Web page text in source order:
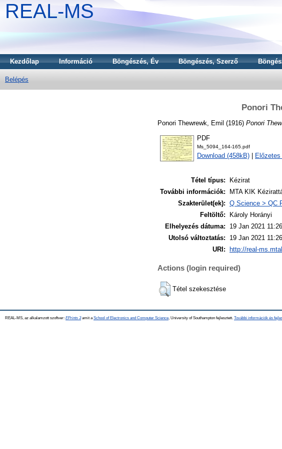
REAL-MS
Kezdőlap Információ Böngészés, Év Böngészés, Szerző
Belépés
Ponori
Ponori Thewrewk, Emil (1916) Ponori
PDF
Ms_5094_164-165.pdf
Download (458kB)
Tétel típus:
Kézirat
További információk:
MTA KIK
Szakterület(ek): Q Science > QC
Feltöltő:
Károly Horányi
Elhelyezés dátuma:
19 Jan 2021 11:26
Utolsó változtatás:
19 Jan 2021 11:26
URI:
http://real-
Actions (login required)
Tétel szekesztése
REAL-MS, az alkalamzott szoftver: EPrints 3amit a School of Electronics and Computer Science , University of Southampton fejlesztett. További információk és